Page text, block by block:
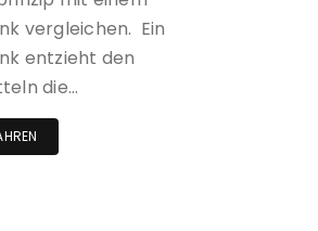
vergleichen. Ein
entzieht den
die…